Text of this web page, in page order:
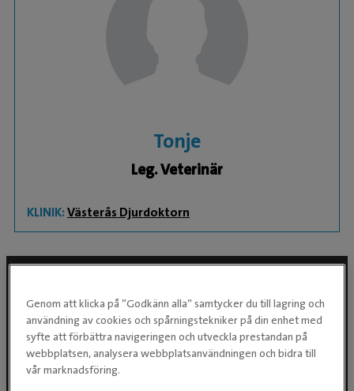
Tonje
Leg. Veterinär
KLINIK:Västerås Djurdoktorn
Följ oss i sociala medier
Genom att klicka på ”Godkänn alla” samtycker du till lagring och
användning av cookies och spårningstekniker på din enhet med
syfte att förbättra navigeringen och utveckla prestandan på
webbplatsen, analysera webbplatsanvändningen och bidra till
vår marknadsföring.